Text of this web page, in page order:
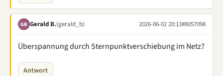
GB Gerald B.(gerald_b) 2026-06-02 20:13#8057098
Überspannung durch Sternpunktverschiebung im Netz?
Antwort